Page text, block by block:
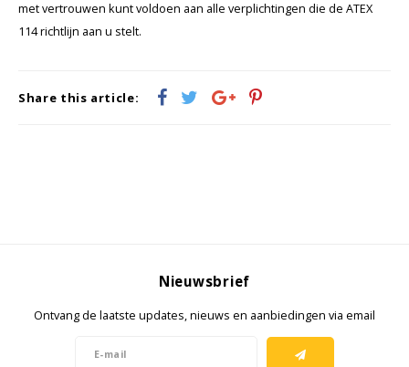
met vertrouwen kunt voldoen aan alle verplichtingen die de ATEX
114 richtlijn aan u stelt.
Share this article:
Nieuwsbrief
Ontvang de laatste updates, nieuws en aanbiedingen via email